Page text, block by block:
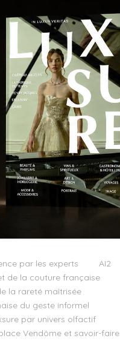
par les experts
AI2
de la couture française
la rareté maîtrisée
du geste informel
par univers olfactif
Vendôme et savoir-faire